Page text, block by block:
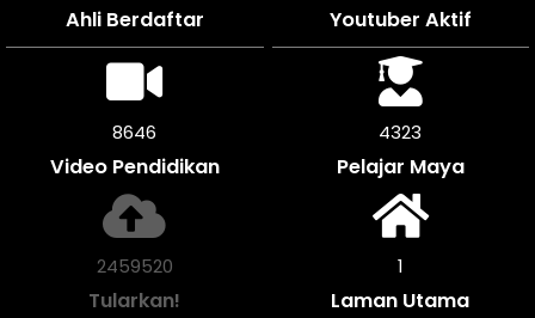
Ahli Berdaftar Youtuber Aktif
9234
Video Pendidikan
4617
Pelajar Maya
2626904
Tularkan!
1
Laman Utama